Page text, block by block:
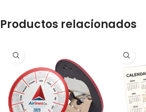
Productos relacionados